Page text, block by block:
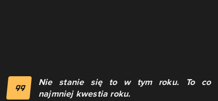
Nie stanie się to w tym roku. To co
najmniej kwestia roku.